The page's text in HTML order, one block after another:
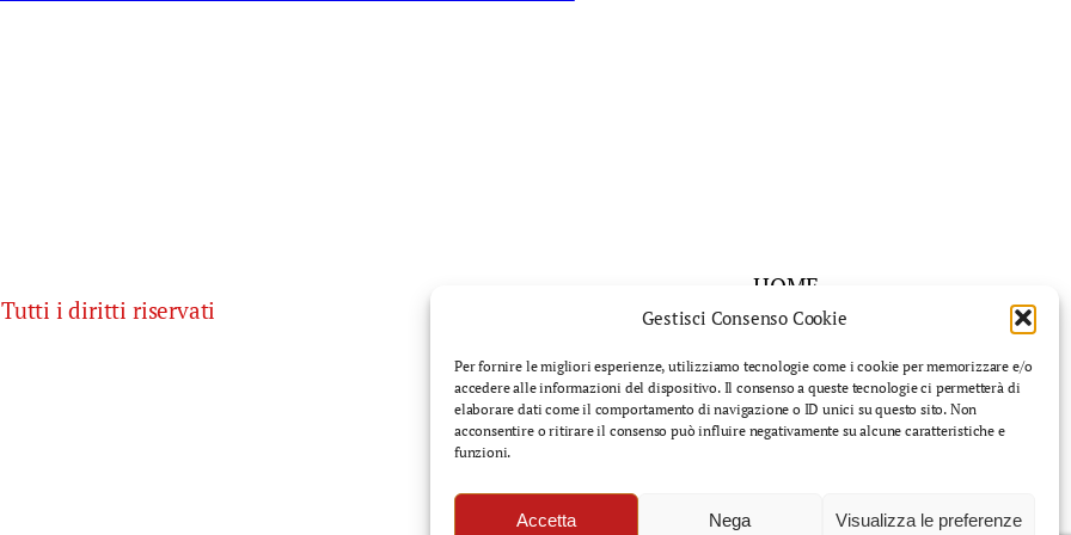
Gestisci Consenso Cookie
Per fornire le migliori esperienze, utilizziamo tecnologie come i cookie per memorizzare e/o
accedere alle informazioni del dispositivo. Il consenso a queste tecnologie ci permetterà di
elaborare dati come il comportamento di navigazione o ID unici su questo sito. Non
acconsentire o ritirare il consenso può influire negativamente su alcune caratteristiche e
funzioni.
Accetta Nega Visualizza le preferenze
Tutti i diritti riservati
HOME
Chi siamo
Eventi
Sostieni Finnegans
Contatti